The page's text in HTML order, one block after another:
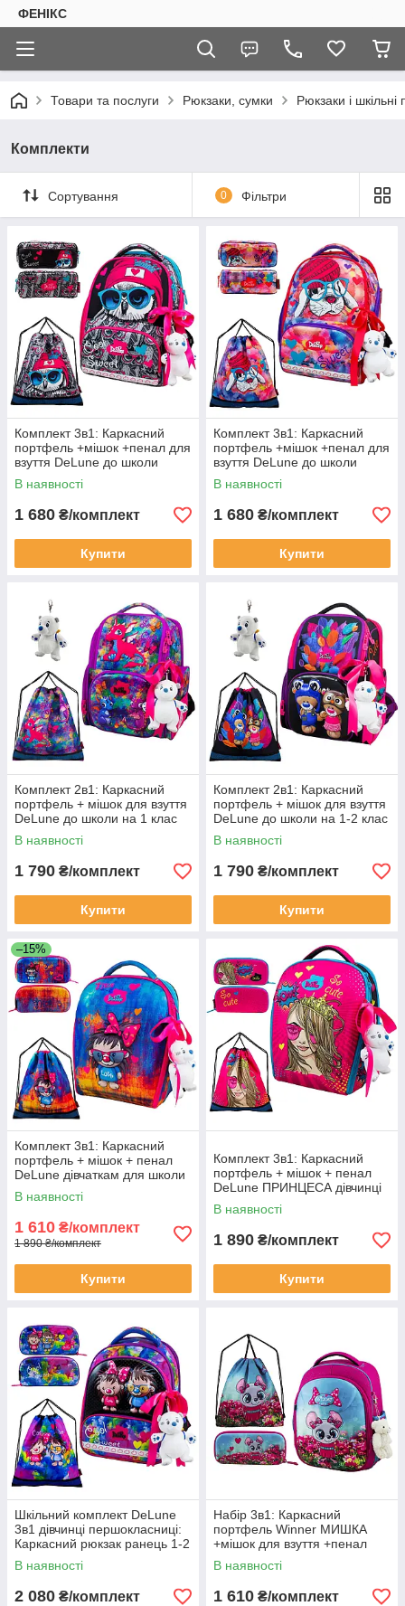
ФЕНІКС
Товари та послуги Рюкзаки, сумки Рюкзаки і шкільні
Комплекти
Сортування 0 Фільтри
Комплект 3в1: Каркасний
портфель +мішок +пенал для
взуття DeLune до школи
дівчаткам на 1-4 клас/ Рюкзак
шкільний ранець із совою
В наявності
1 680 ₴/комплект
Купити
Комплект 3в1: Каркасний
портфель +мішок +пенал для
взуття DeLune до школи
дівчаткам на 1-4 клас/ Рюкзак
шкільний ранець із
В наявності
1 680 ₴/комплект
Купити
Комплект 2в1: Каркасний
портфель + мішок для взуття
DeLune до школи на 1 клас
дівчинці/ Рюкзак шкільний
ранець з дракончиком
В наявності
1 790 ₴/комплект
Купити
Комплект 2в1: Каркасний
портфель + мішок для взуття
DeLune до школи на 1-2 клас
дівчинці/ Рюкзак шкільний
ранець з ведмедиками
В наявності
1 790 ₴/комплект
Купити
–15%
Комплект 3в1: Каркасний
портфель + мішок + пенал
DeLune дівчаткам для школи
на 1 клас/ Шкільний рожевий
рюкзак ранець з їжачком
В наявності
1 610 ₴/комплект
1 890 ₴/комплект
Купити
Комплект 3в1: Каркасний
портфель + мішок + пенал
DeLune ПРИНЦЕСА дівчинці
для школи на 1 клас/
Шкільний рожевий рюкзак
В наявності
1 890 ₴/комплект
Купити
Шкільний комплект DeLune
3в1 дівчинці першокласниці:
Каркасний рюкзак ранець 1-2
клас + мішок для взуття +
пенал до школи
В наявності
2 080 ₴/комплект
Набір 3в1: Каркасний
портфель Winner МИШКА
+мішок для взуття +пенал
дівчаткам до школи на 1-2
клас/ Шкільний рожевий
В наявності
1 610 ₴/комплект